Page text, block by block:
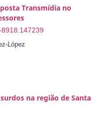
Transmídia no
López
na região de Santa